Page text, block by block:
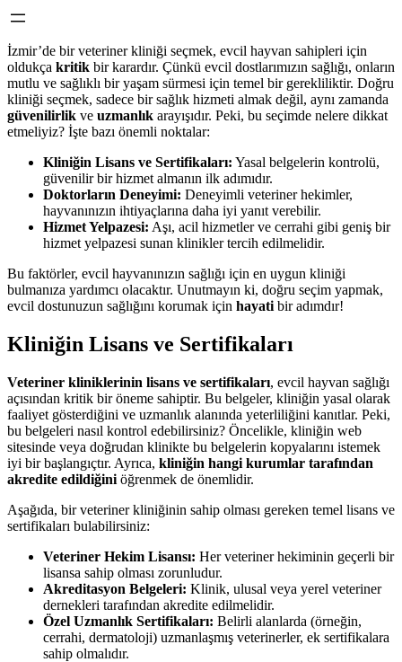
İzmir’de bir veteriner kliniği seçmek, evcil hayvan sahipleri için
oldukça kritik bir karardır. Çünkü evcil dostlarımızın sağlığı, onların
mutlu ve sağlıklı bir yaşam sürmesi için temel bir gerekliliktir. Doğru
kliniği seçmek, sadece bir sağlık hizmeti almak değil, aynı zamanda
güvenilirlik ve uzmanlık arayışıdır. Peki, bu seçimde nelere dikkat
etmeliyiz? İşte bazı önemli noktalar:
Kliniğin Lisans ve Sertifikaları: Yasal belgelerin kontrolü,
güvenilir bir hizmet almanın ilk adımıdır.
Doktorların Deneyimi: Deneyimli veteriner hekimler,
hayvanınızın ihtiyaçlarına daha iyi yanıt verebilir.
Hizmet Yelpazesi: Aşı, acil hizmetler ve cerrahi gibi geniş bir
hizmet yelpazesi sunan klinikler tercih edilmelidir.
Bu faktörler, evcil hayvanınızın sağlığı için en uygun kliniği
bulmanıza yardımcı olacaktır. Unutmayın ki, doğru seçim yapmak,
evcil dostunuzun sağlığını korumak için hayati bir adımdır!
Kliniğin Lisans ve Sertifikaları
Veteriner kliniklerinin lisans ve sertifikaları, evcil hayvan sağlığı
açısından kritik bir öneme sahiptir. Bu belgeler, kliniğin yasal olarak
faaliyet gösterdiğini ve uzmanlık alanında yeterliliğini kanıtlar. Peki,
bu belgeleri nasıl kontrol edebilirsiniz? Öncelikle, kliniğin web
sitesinde veya doğrudan klinikte bu belgelerin kopyalarını istemek
iyi bir başlangıçtır. Ayrıca, kliniğin hangi kurumlar tarafından
akredite edildiğini öğrenmek de önemlidir.
Aşağıda, bir veteriner kliniğinin sahip olması gereken temel lisans ve
sertifikaları bulabilirsiniz:
Veteriner Hekim Lisansı: Her veteriner hekiminin geçerli bir
lisansa sahip olması zorunludur.
Akreditasyon Belgeleri: Klinik, ulusal veya yerel veteriner
dernekleri tarafından akredite edilmelidir.
Özel Uzmanlık Sertifikaları: Belirli alanlarda (örneğin,
cerrahi, dermatoloji) uzmanlaşmış veterinerler, ek sertifikalara
sahip olmalıdır.